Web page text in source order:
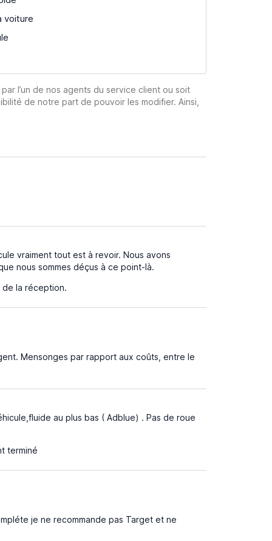
voiture
l’un de nos agents du service client ou soit
de notre part de pouvoir les modifier. Ainsi,
vraiment tout est à revoir. Nous avons
nous sommes déçus à ce point-là.
de la réception.
Mensonges par rapport aux coûts, entre le
au plus bas ( Adblue) . Pas de roue
terminé
je ne recommande pas Target et ne